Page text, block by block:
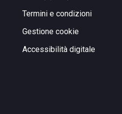
Termini e condizioni
Gestione cookie
Accessibilità digitale